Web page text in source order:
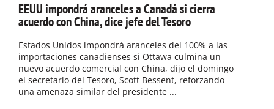
EEUU impondrá aranceles a Canadá si cierra
acuerdo con China, dice jefe del Tesoro
Estados Unidos impondrá aranceles del 100% a las
importaciones canadienses si Ottawa culmina un
nuevo acuerdo comercial con China, dijo el domingo
el secretario del Tesoro, Scott Bessent, reforzando
una amenaza similar del presidente ...